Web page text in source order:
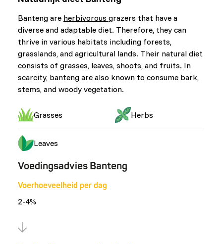
Banteng are herbivorous grazers that have a
diverse and adaptable diet. Therefore, they can
thrive in various habitats including forests,
grasslands, and agricultural lands. Their natural diet
consists of grasses, leaves, shoots, and fruits. In
scarcity, banteng are also known to consume bark,
stems, and woody vegetation.
Grasses Herbs
Leaves
Voedingsadvies Banteng
Voerhoeveelheid per dag
2-4%